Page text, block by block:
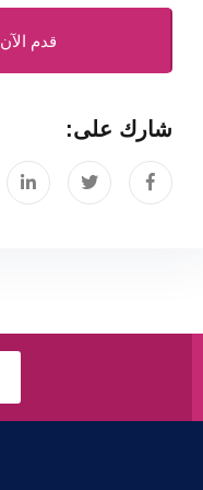
قدم الآن
شارك على: